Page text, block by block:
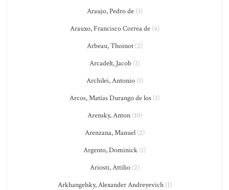
Araujo, Pedro de(3)
Arauxo, Francisco Correa de(4)
Arbeau, Thoinot(2)
Arcadelt, Jacob (1)
Archilei, Antonio(1)
Arcos, Matías Durango de los (1)
Arensky, Anton(10)
Arenzana, Manuel(2)
Argento, Dominick (1)
Ariosti, Attilio(2)
Arkhangelsky, Alexander Andreyevich(1)